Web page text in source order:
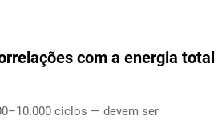
com a energia total
ciclos — devem ser